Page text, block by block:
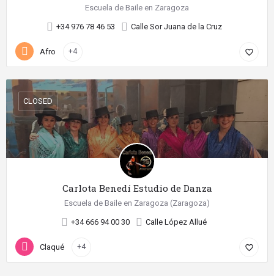
Escuela de Baile en Zaragoza
+34 976 78 46 53 Calle Sor Juana de la Cruz
Afro +4 favorite_border
Carlota Benedí Estudio de Danza
Escuela de Baile en Zaragoza (Zaragoza)
+34 666 94 00 30 Calle López Allué
CLOSED
Claqué +4 favorite_border